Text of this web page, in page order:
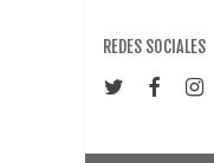
REDES SOCIALES